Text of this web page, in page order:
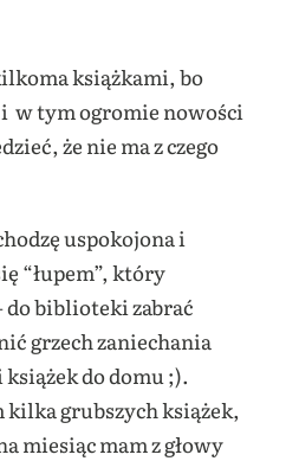
książkami, bo
w tym ogromie nowości
że nie ma z czego
uspokojona i
“łupem”, który
do biblioteki zabrać
grzech zaniechania
do domu ;).
kilka grubszych książek,
miesiąc mam z głowy